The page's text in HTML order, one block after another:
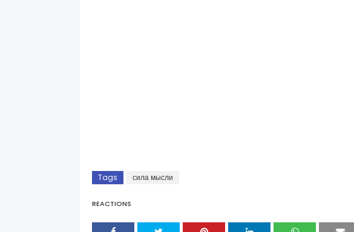
Tags сила мысли
REACTIONS